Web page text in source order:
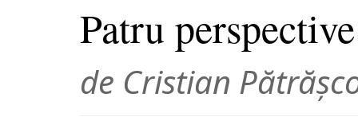
Patru perspective
de Cristian